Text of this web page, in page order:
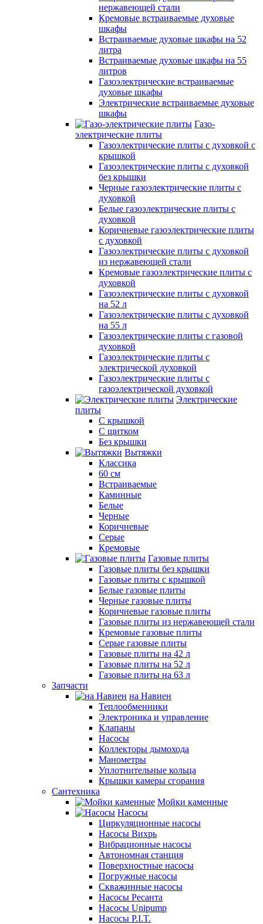
нержавеющей стали
Кремовые встраиваемые духовые
шкафы
Встраиваемые духовые шкафы на 52
литра
Встраиваемые духовые шкафы на 55
литров
Газоэлектрические встраиваемые
духовые шкафы
Электрические встраиваемые духовые
шкафы
Газо-
электрические плиты
Газоэлектрические плиты с духовкой с
крышкой
Газоэлектрические плиты с духовкой
без крышки
Черные газоэлектрические плиты с
духовкой
Белые газоэлектрические плиты с
духовкой
Коричневые газоэлектрические плиты
с духовкой
Газоэлектрические плиты с духовкой
из нержавеющей стали
Кремовые газоэлектрические плиты с
духовкой
Газоэлектрические плиты с духовкой
на 52 л
Газоэлектрические плиты с духовкой
на 55 л
Газоэлектрические плиты с газовой
духовкой
Газоэлектрические плиты с
электрической духовкой
Газоэлектрические плиты с
газоэлектрической духовкой
Электрические
плиты
С крышкой
С щитком
Без крышки
Вытяжки
Классика
60 см
Встраиваемые
Каминные
Белые
Черные
Коричневые
Серые
Кремовые
Газовые плиты
Газовые плиты без крышки
Газовые плиты с крышкой
Белые газовые плиты
Черные газовые плиты
Коричневые газовые плиты
Газовые плиты из нержавеющей стали
Кремовые газовые плиты
Серые газовые плиты
Газовые плиты на 42 л
Газовые плиты на 52 л
Газовые плиты на 63 л
Запчасти
на Навиен
Теплообменники
Электроника и управление
Клапаны
Насосы
Коллекторы дымохода
Манометры
Уплотнительные кольца
Крышки камеры сгорания
Сантехника
Мойки каменные
Насосы
Циркуляционные насосы
Насосы Вихрь
Вибрационные насосы
Автономная станция
Поверхностные насосы
Погружные насосы
Скважинные насосы
Насосы Ресанта
Насосы Unipump
Насосы P.I.T.